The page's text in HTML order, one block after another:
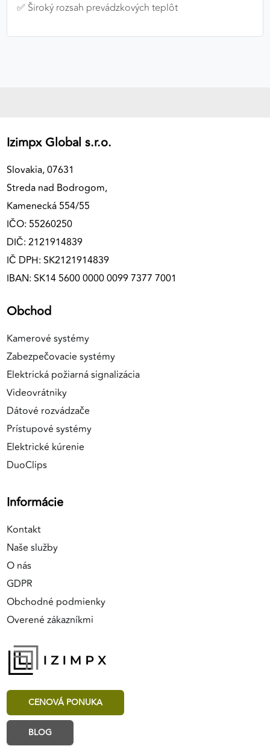
✅ Široký rozsah prevádzkových teplôt
Izimpx Global s.r.o.
Slovakia, 07631
Streda nad Bodrogom,
Kamenecká 554/55
IČO: 55260250
DIČ: 2121914839
IČ DPH: SK2121914839
IBAN: SK14 5600 0000 0099 7377 7001
Obchod
Kamerové systémy
Zabezpečovacie systémy
Elektrická požiarná signalizácia
Videovrátniky
Dátové rozvádzače
Prístupové systémy
Elektrické kúrenie
DuoClips
Informácie
Kontakt
Naše služby
O nás
GDPR
Obchodné podmienky
Overené zákazníkmi
CENOVÁ PONUKA
BLOG